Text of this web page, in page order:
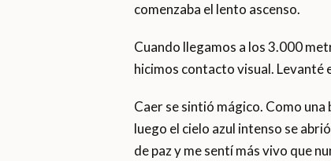
comenzaba el lento ascenso.
Cuando llegamos a los 3.000
hicimos contacto visual. Levanté
Caer se sintió mágico. Como
luego el cielo azul intenso se
de paz y me sentí más vivo que